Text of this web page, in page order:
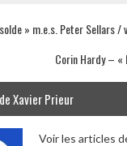
» m.e.s. Peter Sellars /
Corin Hardy – «
Xavier Prieur
Voir les articles